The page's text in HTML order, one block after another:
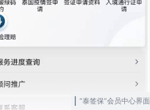
“泰签保”会员中心界面